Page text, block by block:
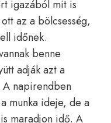
igazából mit is
az a bölcsesség,
időnek.
benne
adják azt a
A napirendben
munka ideje, de a
maradjon idő. A